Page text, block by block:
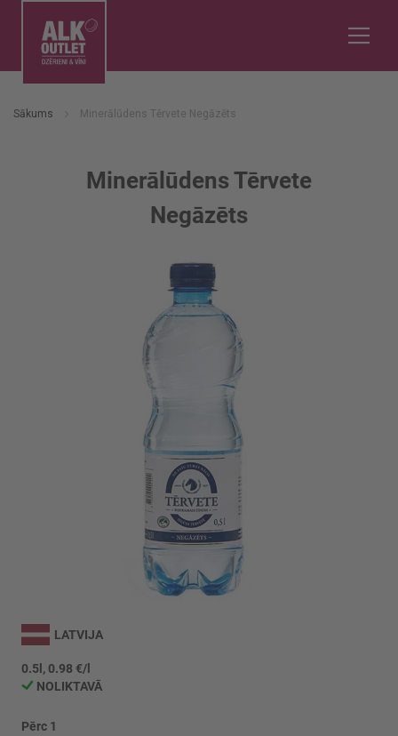
Sākums Minerālūdens Tērvete Negāzēts
Minerālūdens Tērvete
Negāzēts
uz
galerijas
sākumu
LATVIJA
0.5l, 0.98 €/l
NOLIKTAVĀ
Pērc 1